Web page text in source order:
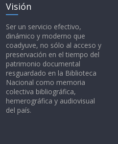
Visión
Ser un servicio efectivo,
dinámico y moderno que
coadyuve, no sólo al acceso y
preservación en el tiempo del
patrimonio documental
resguardado en la Biblioteca
Nacional como memoria
colectiva bibliográfica,
hemerográfica y audiovisual
del país.